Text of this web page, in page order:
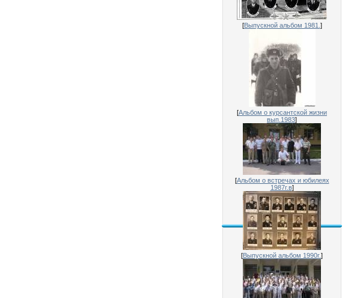
[Выпускной альбом 1981. ]
[Альбом о курсантской жизни
вып.1983]
[Альбом о встречах и юбилеях
1987г.в]
[Выпускной альбом 1990г.]